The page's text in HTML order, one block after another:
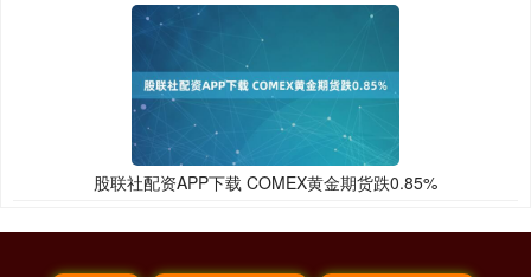
股联社配资APP下载 COMEX黄金期货跌0.85%